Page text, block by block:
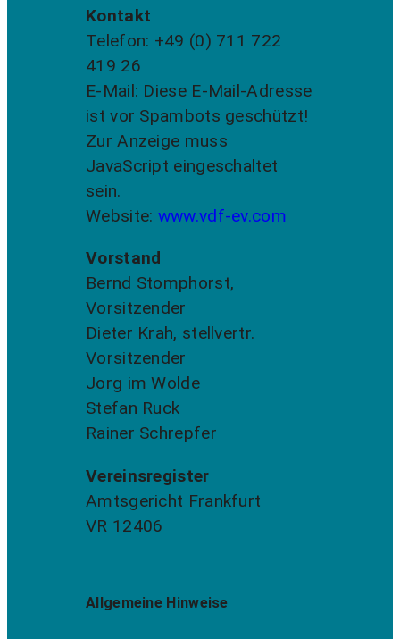
Kontakt
Telefon: +49 (0) 711 722
419 26
E-Mail: Diese E-Mail-Adresse
ist vor Spambots geschützt!
Zur Anzeige muss
JavaScript eingeschaltet
sein.
Website: www.vdf-ev.com
Vorstand
Bernd Stomphorst,
Vorsitzender
Dieter Krah, stellvertr.
Vorsitzender
Jorg im Wolde
Stefan Ruck
Rainer Schrepfer
Vereinsregister
Amtsgericht Frankfurt
VR 12406
Allgemeine Hinweise